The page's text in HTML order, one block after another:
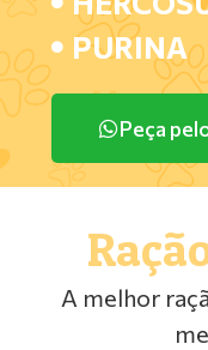
PURINA
Peça
A melhor